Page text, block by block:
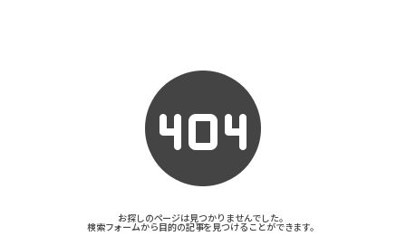
お探しのページは見つかりませんでした。
検索フォームから目的の記事を見つけることができます。